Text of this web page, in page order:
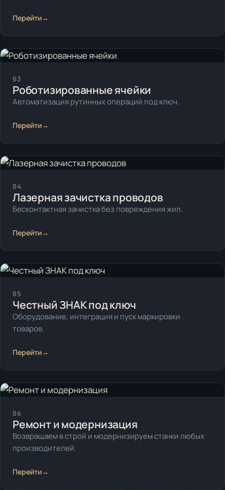
Перейти→
03
Роботизированные ячейки
Автоматизация рутинных операций под ключ.
Перейти→
04
Лазерная зачистка проводов
Бесконтактная зачистка без повреждения жил.
Перейти→
05
Честный ЗНАК под ключ
Оборудование, интеграция и пуск маркировки
товаров.
Перейти→
06
Ремонт и модернизация
Возвращаем в строй и модернизируем станки любых
производителей.
Перейти→